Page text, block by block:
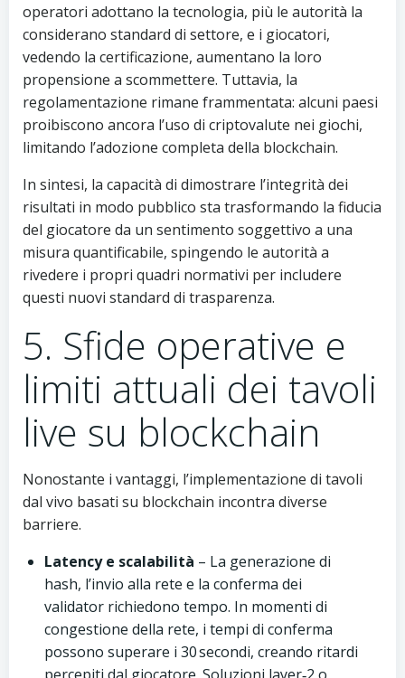
operatori adottano la tecnologia, più le autorità la
considerano standard di settore, e i giocatori,
vedendo la certificazione, aumentano la loro
propensione a scommettere. Tuttavia, la
regolamentazione rimane frammentata: alcuni paesi
proibiscono ancora l’uso di criptovalute nei giochi,
limitando l’adozione completa della blockchain.
In sintesi, la capacità di dimostrare l’integrità dei
risultati in modo pubblico sta trasformando la fiducia
del giocatore da un sentimento soggettivo a una
misura quantificabile, spingendo le autorità a
rivedere i propri quadri normativi per includere
questi nuovi standard di trasparenza.
5. Sfide operative e
limiti attuali dei tavoli
live su blockchain
Nonostante i vantaggi, l’implementazione di tavoli
dal vivo basati su blockchain incontra diverse
barriere.
Latency e scalabilità – La generazione di
hash, l’invio alla rete e la conferma dei
validator richiedono tempo. In momenti di
congestione della rete, i tempi di conferma
possono superare i 30 secondi, creando ritardi